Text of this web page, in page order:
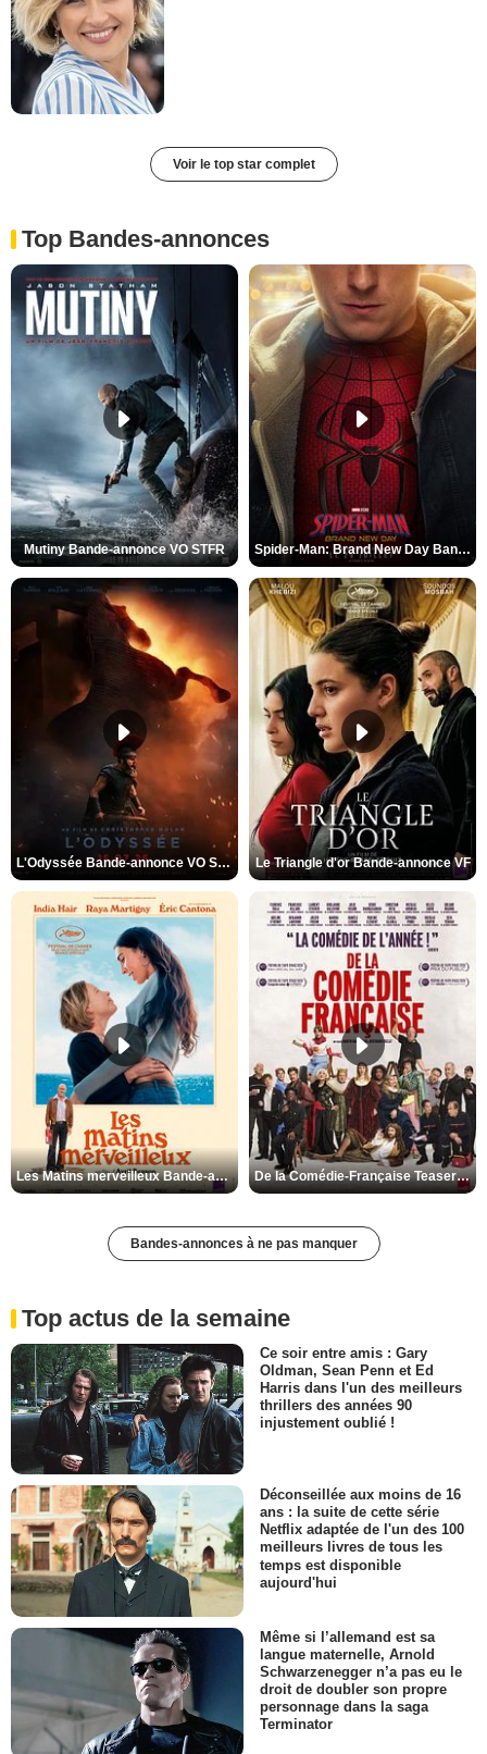
Voir le top star complet
Top Bandes-annonces
Mutiny Bande-annonce VO STFR Spider-Man: Brand New Day Bande-annonce VO STFR
L'Odyssée Bande-annonce VO STFR Le Triangle d'or Bande-annonce VF
Les Matins merveilleux Bande-annonce VF De la Comédie-Française Teaser VF
Bandes-annonces à ne pas manquer
Top actus de la semaine
Ce soir entre amis : Gary
Oldman, Sean Penn et Ed
Harris dans l'un des meilleurs
thrillers des années 90
injustement oublié !
Déconseillée aux moins de 16
ans : la suite de cette série
Netflix adaptée de l'un des 100
meilleurs livres de tous les
temps est disponible
aujourd'hui
Même si l’allemand est sa
langue maternelle, Arnold
Schwarzenegger n’a pas eu le
droit de doubler son propre
personnage dans la saga
Terminator